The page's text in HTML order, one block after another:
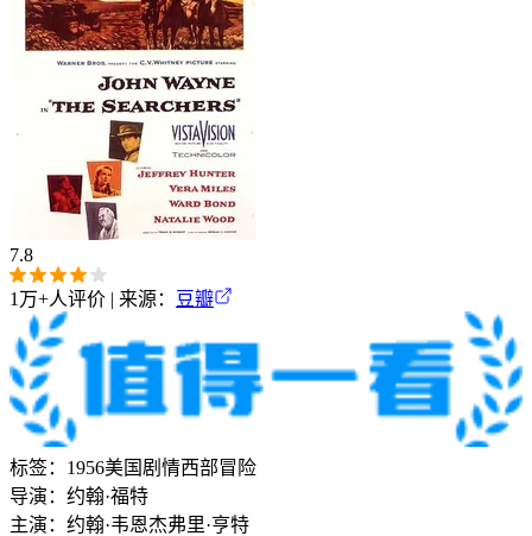
7.8
1万+人评价 | 来源： 豆瓣
标签： 1956美国 剧情西部冒险
导演： 约翰·福特
主演： 约翰·韦恩杰弗里·亨特